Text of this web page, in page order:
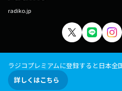
radiko.jp
ラジコプレミアムに登録すると日本全
詳しくはこちら